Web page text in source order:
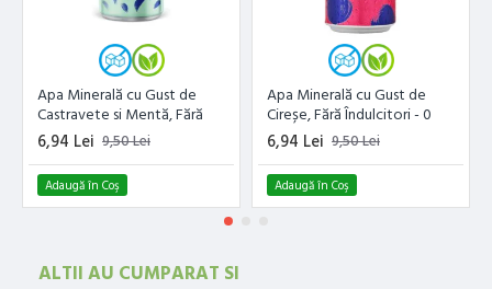
Apa Minerală cu Gust de
Castravete si Mentă, Fără
Îndulcitori - 0 Calorii - 330ml
Dash
6,94 Lei 9,50 Lei
Adaugă în Coş
Apa Minerală cu Gust de
Cireșe, Fără Îndulcitori - 0
Calorii - 330ml Dash
6,94 Lei 9,50 Lei
Adaugă în Coş
ALTII AU CUMPARAT SI